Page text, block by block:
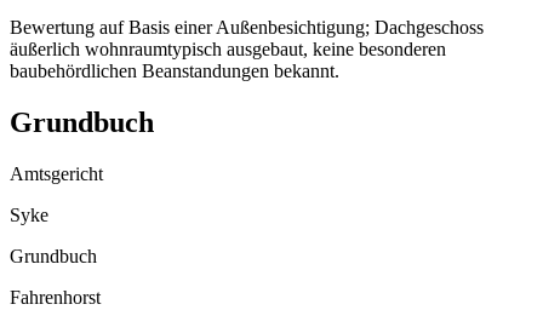
Bewertung auf Basis einer Außenbesichtigung; Dachgeschoss
äußerlich wohnraumtypisch ausgebaut, keine besonderen
baubehördlichen Beanstandungen bekannt.
Grundbuch
Amtsgericht
Syke
Grundbuch
Fahrenhorst